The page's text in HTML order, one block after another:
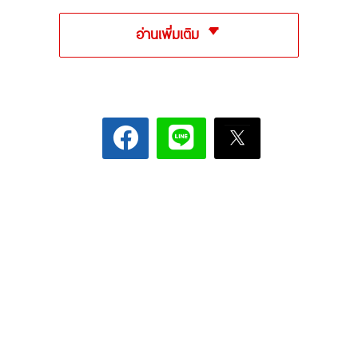
อ่านเพิ่มเติม